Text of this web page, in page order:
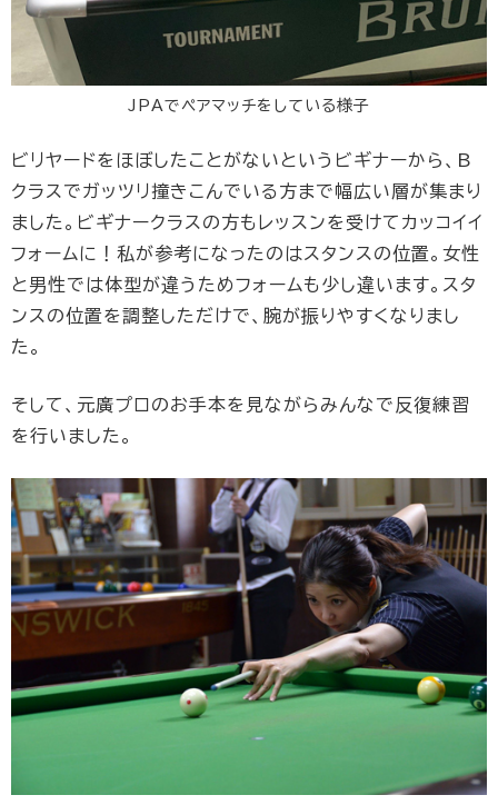
JPAでペアマッチをしている様子
ビリヤードをほぼしたことがないというビギナーから、B
クラスでガッツリ撞きこんでいる方まで幅広い層が集まり
ました。ビギナークラスの方もレッスンを受けてカッコイイ
フォームに！私が参考になったのはスタンスの位置。女性
と男性では体型が違うためフォームも少し違います。スタ
ンスの位置を調整しただけで、腕が振りやすくなりまし
た。
そして、元廣プロのお手本を見ながらみんなで反復練習
を行いました。